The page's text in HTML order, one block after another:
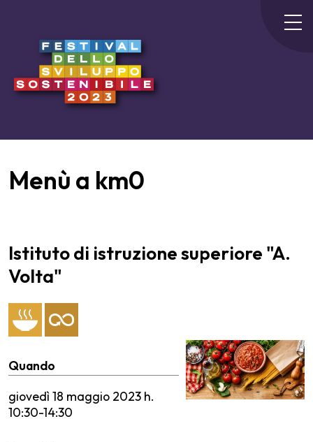
Menù a km0
Istituto di istruzione superiore "A.
Volta"
Quando
giovedì 18 maggio 2023 h.
10:30-14:30